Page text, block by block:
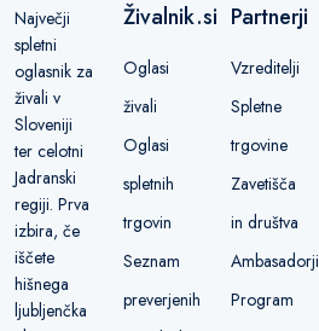
Največji
spletni
oglasnik za
živali v
Sloveniji
ter celotni
Jadranski
regiji. Prva
izbira, če
iščete
hišnega
ljubljenčka
Živalnik.si
Oglasi
živali
Oglasi
spletnih
trgovin
Seznam
preverjenih
Partnerji
Vzreditelji
Spletne
trgovine
Zavetišča
in društva
Ambasadorji
Program